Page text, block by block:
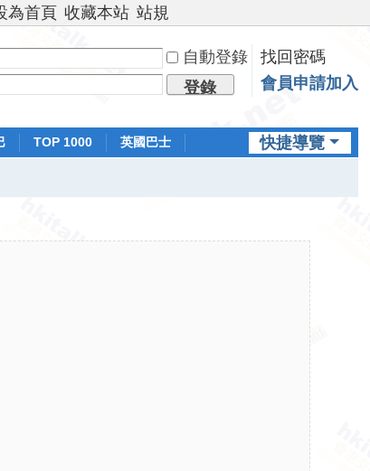
為首頁 收藏本站 站規
自動登錄
找回密碼
登錄 會員申請加入
快捷導覽
TOP 1000
英國巴士